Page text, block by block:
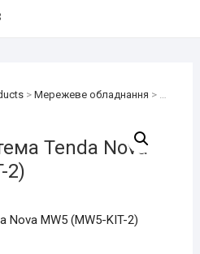
> Мережеве обладнання > Роутери
Tenda Nova
2)
Nova MW5 (MW5-KIT-2)